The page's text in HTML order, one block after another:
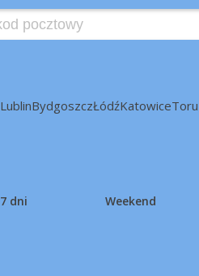
LublinBydgoszczŁódźKatowice
7 dni Weekend